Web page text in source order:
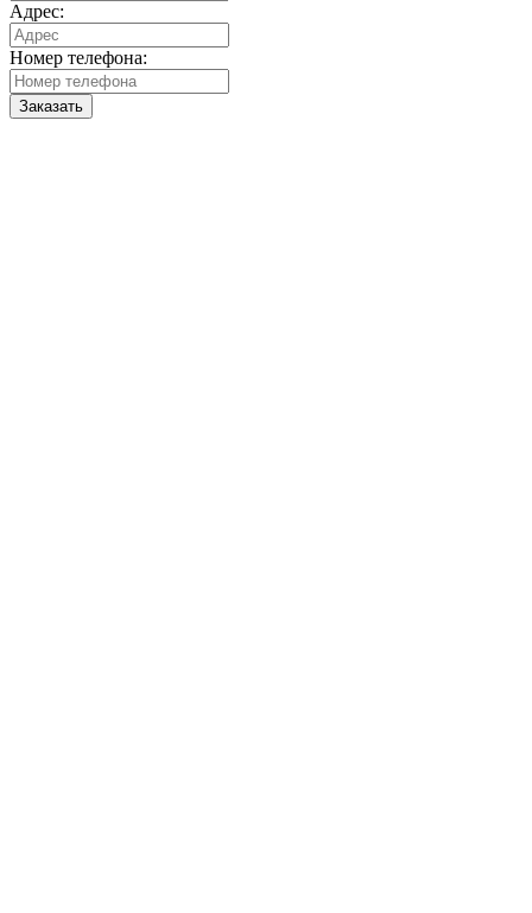
Адрес:
Номер телефона:
Заказать